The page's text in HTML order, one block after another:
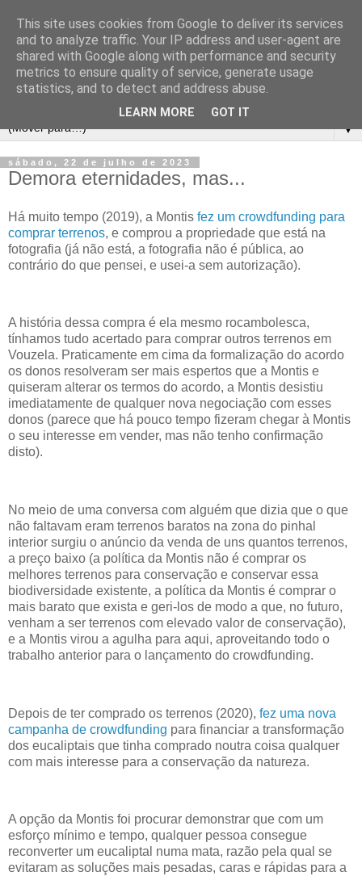
▼
sábado, 22 de julho de 2023
Demora eternidades, mas...
Há muito tempo (2019), a Montis fez um crowdfunding para
comprar terrenos, e comprou a propriedade que está na
fotografia (já não está, a fotografia não é pública, ao
contrário do que pensei, e usei-a sem autorização).
A história dessa compra é ela mesmo rocambolesca,
tínhamos tudo acertado para comprar outros terrenos em
Vouzela. Praticamente em cima da formalização do acordo
os donos resolveram ser mais espertos que a Montis e
quiseram alterar os termos do acordo, a Montis desistiu
imediatamente de qualquer nova negociação com esses
donos (parece que há pouco tempo fizeram chegar à Montis
o seu interesse em vender, mas não tenho confirmação
disto).
No meio de uma conversa com alguém que dizia que o que
não faltavam eram terrenos baratos na zona do pinhal
interior surgiu o anúncio da venda de uns quantos terrenos,
a preço baixo (a política da Montis não é comprar os
melhores terrenos para conservação e conservar essa
biodiversidade existente, a política da Montis é comprar o
mais barato que exista e geri-los de modo a que, no futuro,
venham a ser terrenos com elevado valor de conservação),
e a Montis virou a agulha para aqui, aproveitando todo o
trabalho anterior para o lançamento do crowdfunding.
Depois de ter comprado os terrenos (2020), fez uma nova
campanha de crowdfunding para financiar a transformação
dos eucaliptais que tinha comprado noutra coisa qualquer
com mais interesse para a conservação da natureza.
A opção da Montis foi procurar demonstrar que com um
esforço mínimo e tempo, qualquer pessoa consegue
reconverter um eucaliptal numa mata, razão pela qual se
evitaram as soluções mais pesadas, caras e rápidas para a
This site uses cookies from Google to deliver its services
and to analyze traffic. Your IP address and user-agent are
shared with Google along with performance and security
metrics to ensure quality of service, generate usage
statistics, and to detect and address abuse.
LEARN MORE GOT IT